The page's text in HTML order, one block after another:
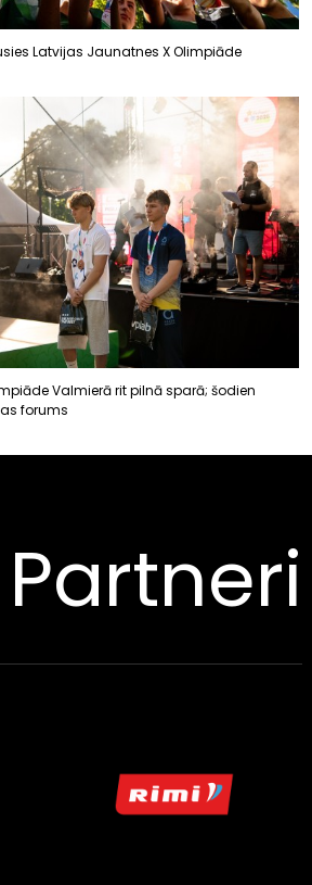
Latvijas Jaunatnes X Olimpiāde
Valmierā rit pilnā sparā; šodien
forums
Partneri